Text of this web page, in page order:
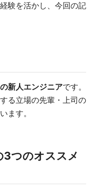
験を活かし、今回の記
新人エンジニアです。
る立場の先輩・上司の
ます。
3つのオススメ